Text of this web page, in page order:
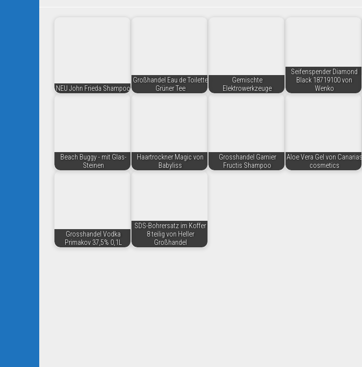
NEU John Frieda Shampoo
Großhandel Eau de Toilette
Grüner Tee
Gemischte
Elektrowerkzeuge
Seifenspender Diamond
Black 18719100 von
Wenko
Beach Buggy - mit Glas-
Steinen
Haartrockner Magic von
Babyliss
Grosshandel Garnier
Fructis Shampoo
Aloe Vera Gel von Canarias
cosmetics
Grosshandel Vodka
Primakov 37,5% 0,1L
SDS-Bohrersatz im Koffer
8 teilig von Heller
Großhandel